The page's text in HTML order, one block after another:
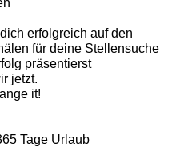
erfolgreich auf den
für deine Stellensuche
präsentierst
jetzt.
it!
Tage Urlaub